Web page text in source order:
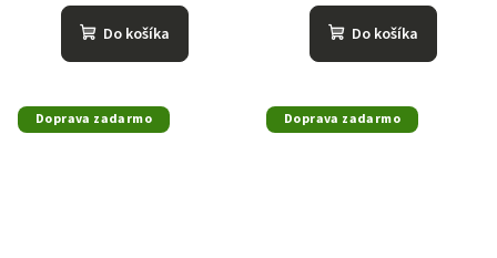
Do košíka Do košíka
Doprava zadarmo Doprava zadarmo